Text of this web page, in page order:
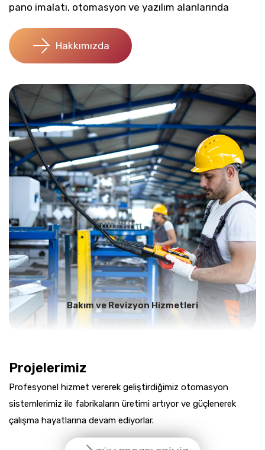
pano imalatı, otomasyon ve yazılım alanlarında
müşterilerimizin maliyetini düşüren ve rekabet
gücünü artıran projeler üretmektedir.
Hakkımızda
Bakım ve Revizyon Hizmetleri
Projelerimiz
Profesyonel hizmet vererek geliştirdiğimiz otomasyon
sistemlerimiz ile fabrikaların üretimi artıyor ve güçlenerek
çalışma hayatlarına devam ediyorlar.